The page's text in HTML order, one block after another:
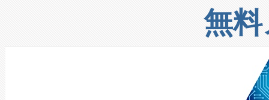
上げおよび商用化段階におけ
設備整備および立ち上げ調整
加組織は、Enzeneのバイオ
選定された製品について、自
増加しているデータセンター
る電力網に大きな負担をかけ
事業者の負担軽減という課題
系統連系を迅速にし、ピーク
リューション「Avia 2」を発
したAvia 2は、1,000メート
狭視野のFOVを切り替えるこ
ケーブル、枝などの細かな対
無